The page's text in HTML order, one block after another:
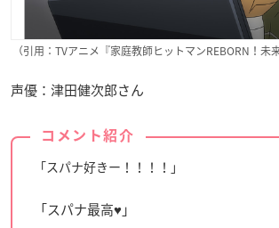
（引用：TVアニメ『家庭教師ヒットマンREBORN！未
声優：津田健次郎さん
コメント紹介
「スパナ好きー！！！！」
「スパナ最高♥」